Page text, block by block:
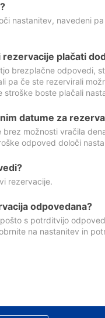
nastanitev, navedeni
plačati
brezplačne odpovedi,
pa če ste rezervirali
boste plačali
datume za
možnosti vračila
odpoved določi
rezervacije.
odpovedana?
s potrditvijo
na nastanitev in